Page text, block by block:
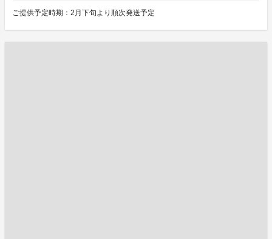
ご提供予定時期：2月下旬より順次発送予定